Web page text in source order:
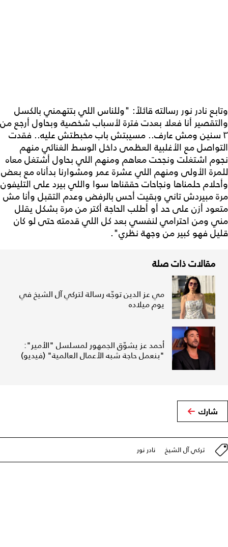
وتابع نادر نور رسالته قائلاً: "وللناس اللي بتتهمني بالكسل
والتقصير أنا فعلا بعدت فترة لأسباب شخصية وبحاول أرجع من
٣ سنين ومش عارف.. مسيبتش باب مخبطتش عليه.. فقدت
التواصل مع الأغلبية العظمى داخل الوسط الغنائي منهم
نجوم اشتغلت ونجحت معاهم ومنهم اللي بحاول أشتغل معاه
للمرة الأولى ومنهم اللي عشرة عمر ومشوارنا بدأناه مع بعض
وأحلام حلمناها ونجاحات حققناها سوا واللي بيرد على التليفون
مرة مبيردش تاني وبقيت أحس بالرفض وعدم التقبل وأنا مش
متعود أزن على حد أو أطلب الحاجة أكتر من مرة بشكل يقلل
مني ومن احترامي لنفسي بعد كل اللي قدمته حتى لو كان
قليل فهو كبير من وجهة نظري".
مقالات ذات صلة
مي عز الدين توجّه رسالة لتركي آل الشيخ في
يوم ميلاده
أحمد عز يشوّق الجمهور لمسلسل "الأمير":
"بنعمل حاجة شبه الأعمال العالمية" (فيديو)
شارك
تركي آل الشيخ نادر نور